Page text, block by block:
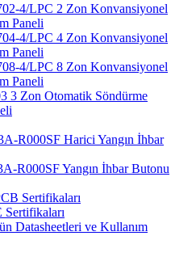
4/LPC 2 Zon Konvansiyonel
Paneli
4/LPC 4 Zon Konvansiyonel
Paneli
4/LPC 8 Zon Konvansiyonel
Paneli
3 Zon Otomatik Söndürme
R000SF Harici Yangın İhbar
R000SF Yangın İhbar Butonu
Sertifikaları
Sertifikaları
Datasheetleri ve Kullanım